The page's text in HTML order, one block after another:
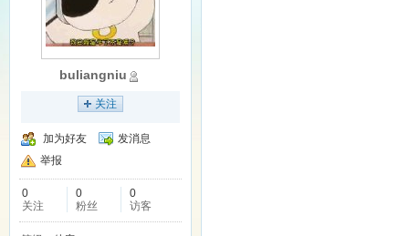
buliangniu
关注
加为好友
发消息
举报
0
关注
0
粉丝
0
访客